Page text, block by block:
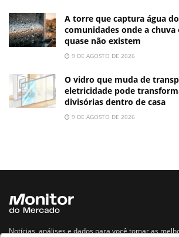
A torre que captura água
comunidades onde a chuva
quase não existem
9 DE AGOSTO DE 2026
O vidro que muda de
eletricidade pode
divisórias dentro de casa
9 DE AGOSTO DE 2026
Notícias, análises e dados para você tomar as